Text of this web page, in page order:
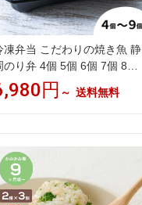
凍弁当 こだわりの焼き魚 静
のり弁 4個 5個 6個 7個 8個
冷凍 お取り寄せ 静岡 肉 高
のり弁 簡単 定番 子供 レン
円 ～ 送料無料